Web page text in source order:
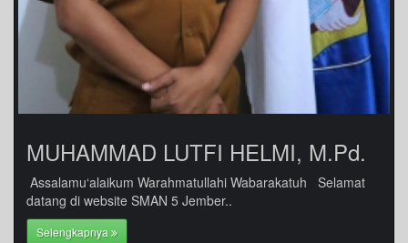
MUHAMMAD LUTFI HELMI, M.Pd.
Assalamu‘alaikum Warahmatullahi Wabarakatuh Selamat
datang di website SMAN 5 Jember..
Selengkapnya